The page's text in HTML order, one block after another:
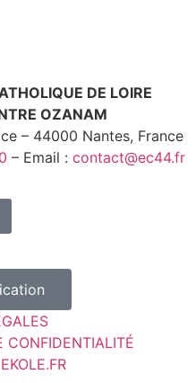
DE LOIRE
OZANAM
– 44000 Nantes, France
– Email : contact@ec44.fr
CONFIDENTIALITÉ